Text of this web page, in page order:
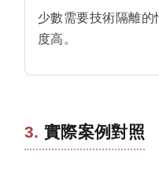
少數需要技術隔離
度高。
實際案例對照